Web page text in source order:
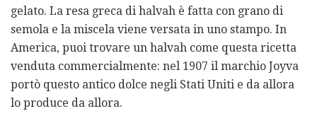
gelato. La resa greca di halvah è fatta con grano di
semola e la miscela viene versata in uno stampo. In
America, puoi trovare un halvah come questa ricetta
venduta commercialmente: nel 1907 il marchio Joyva
portò questo antico dolce negli Stati Uniti e da allora
lo produce da allora.